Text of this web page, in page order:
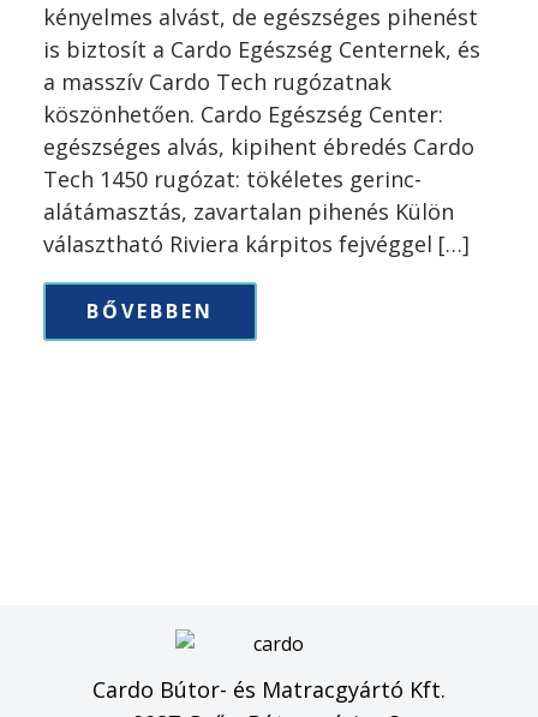
kényelmes alvást, de egészséges pihenést
is biztosít a Cardo Egészség Centernek, és
a masszív Cardo Tech rugózatnak
köszönhetően. Cardo Egészség Center:
egészséges alvás, kipihent ébredés Cardo
Tech 1450 rugózat: tökéletes gerinc-
alátámasztás, zavartalan pihenés Külön
választható Riviera kárpitos fejvéggel […]
BŐVEBBEN
Cardo Bútor- és Matracgyártó Kft.